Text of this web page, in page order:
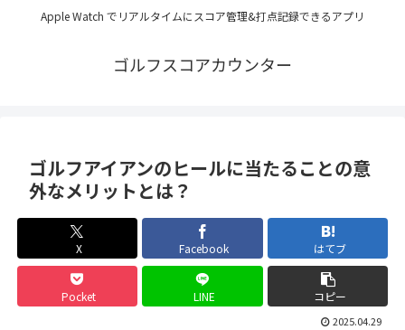
Apple Watch でリアルタイムにスコア管理&打点記録できるアプリ
ゴルフスコアカウンター
ゴルフアイアンのヒールに当たることの意
外なメリットとは？
X Facebook はてブ
Pocket LINE コピー
2025.04.29